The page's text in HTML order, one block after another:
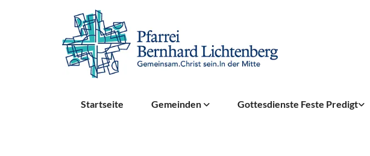
Startseite Gemeinden Gottesdienste Feste Predigt